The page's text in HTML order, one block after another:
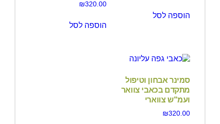
הוספה לסל
₪320.00
הוספה לסל
סמינר אבחון וטיפול
מתקדם בכאבי צוואר
ועמ"ש צווארי
₪320.00